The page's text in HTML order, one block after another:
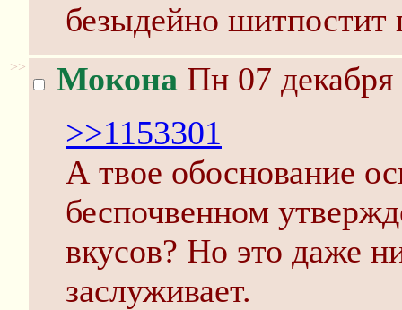
безыдейно шитпостит
>> Мокона Пн 07
>>1153301
А твое обоснование
беспочвенном
вкусов? Но это даже
заслуживает.